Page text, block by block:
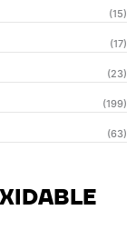
(15)
(17)
(23)
(199)
(63)